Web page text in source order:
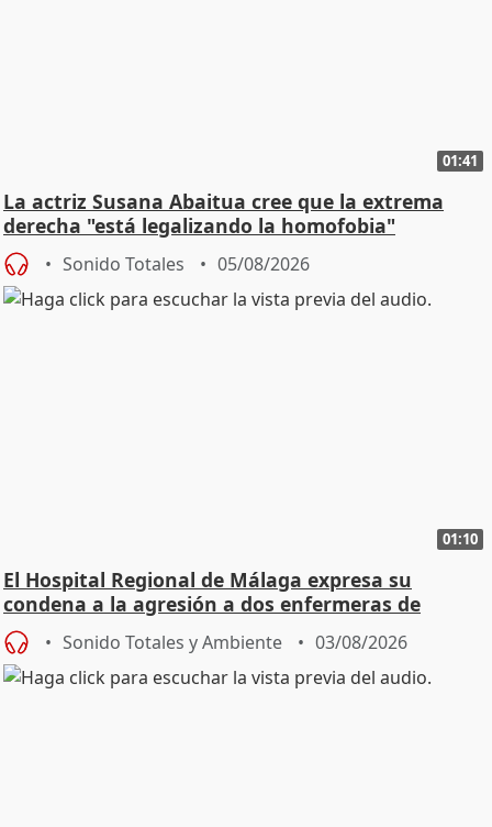
01:41
La actriz Susana Abaitua cree que la extrema
derecha "está legalizando la homofobia"
Sonido Totales 05/08/2026
01:10
El Hospital Regional de Málaga expresa su
condena a la agresión a dos enfermeras de
Urgencias
Sonido Totales y Ambiente 03/08/2026